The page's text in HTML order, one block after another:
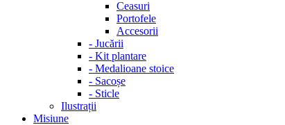
Ceasuri
Portofele
Accesorii
- Jucării
- Kit plantare
- Medalioane stoice
- Sacoșe
- Sticle
Ilustrații
Misiune